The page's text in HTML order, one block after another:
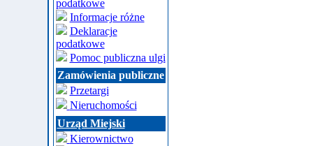
podatkowe
Informacje różne
Deklaracje
podatkowe
Pomoc publiczna ulgi
Zamówienia publiczne
Przetargi
Nieruchomości
Urząd Miejski
Kierownictwo